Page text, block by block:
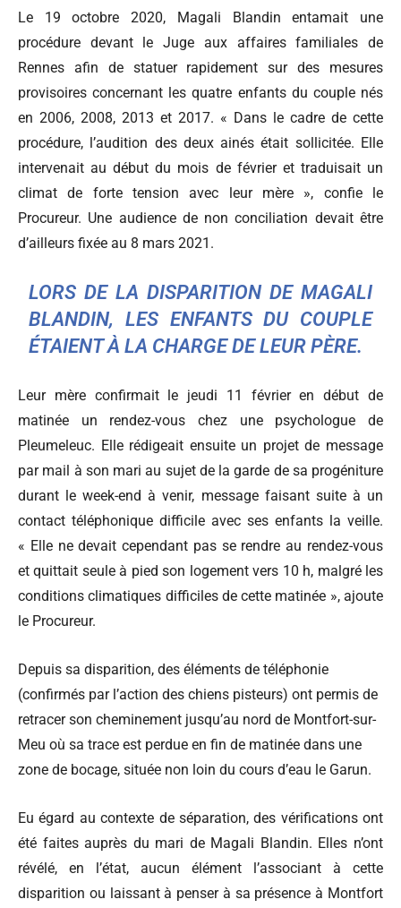
Le 19 octobre 2020, Magali Blandin entamait une
procédure devant le Juge aux affaires familiales de
Rennes afin de statuer rapidement sur des mesures
provisoires concernant les quatre enfants du couple nés
en 2006, 2008, 2013 et 2017. « Dans le cadre de cette
procédure, l’audition des deux ainés était sollicitée. Elle
intervenait au début du mois de février et traduisait un
climat de forte tension avec leur mère », confie le
Procureur. Une audience de non conciliation devait être
d’ailleurs fixée au 8 mars 2021.
LORS DE LA DISPARITION DE MAGALI
BLANDIN, LES ENFANTS DU COUPLE
ÉTAIENT À LA CHARGE DE LEUR PÈRE.
Leur mère confirmait le jeudi 11 février en début de
matinée un rendez-vous chez une psychologue de
Pleumeleuc. Elle rédigeait ensuite un projet de message
par mail à son mari au sujet de la garde de sa progéniture
durant le week-end à venir, message faisant suite à un
contact téléphonique difficile avec ses enfants la veille.
« Elle ne devait cependant pas se rendre au rendez-vous
et quittait seule à pied son logement vers 10 h, malgré les
conditions climatiques difficiles de cette matinée », ajoute
le Procureur.
Depuis sa disparition, des éléments de téléphonie
(confirmés par l’action des chiens pisteurs) ont permis de
retracer son cheminement jusqu’au nord de Montfort-sur-
Meu où sa trace est perdue en fin de matinée dans une
zone de bocage, située non loin du cours d’eau le Garun.
Eu égard au contexte de séparation, des vérifications ont
été faites auprès du mari de Magali Blandin. Elles n’ont
révélé, en l’état, aucun élément l’associant à cette
disparition ou laissant à penser à sa présence à Montfort